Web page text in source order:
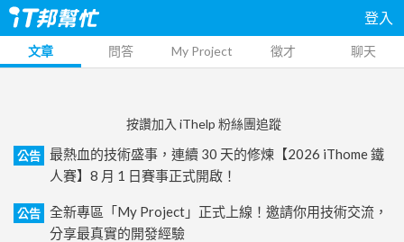
登入
文章 問答 My Project 徵才 聊天
按讚加入 iThelp 粉絲團追蹤
公告
最熱血的技術盛事，連續 30 天的修煉【2026 iThome 鐵
人賽】8 月 1 日賽事正式開啟！
公告
全新專區「My Project」正式上線！邀請你用技術交流，
分享最真實的開發經驗